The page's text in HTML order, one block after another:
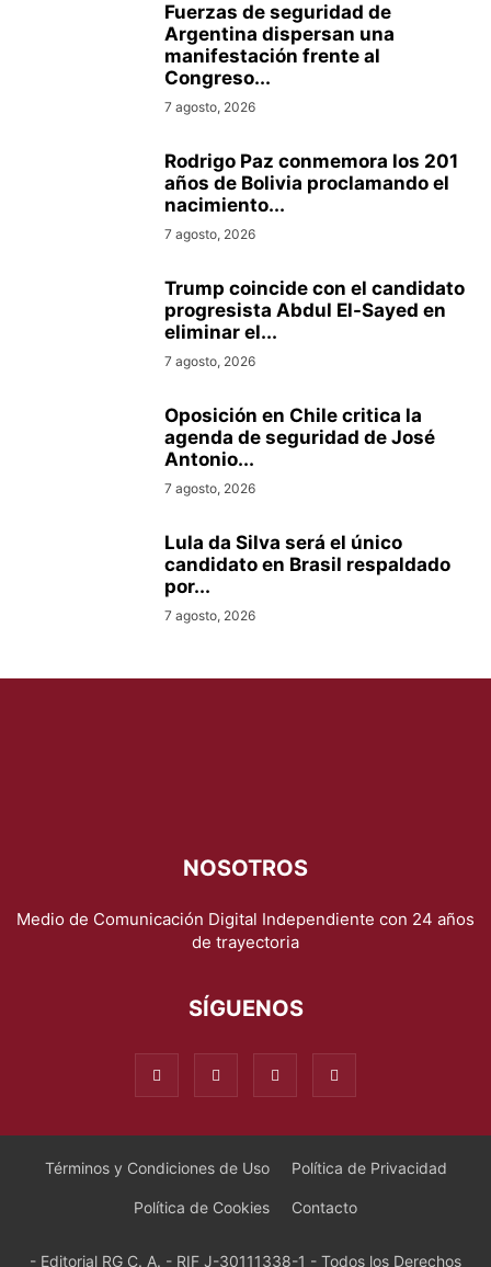
Fuerzas de seguridad de
Argentina dispersan una
manifestación frente al
Congreso...
7 agosto, 2026
Rodrigo Paz conmemora los 201
años de Bolivia proclamando el
nacimiento...
7 agosto, 2026
Trump coincide con el candidato
progresista Abdul El-Sayed en
eliminar el...
7 agosto, 2026
Oposición en Chile critica la
agenda de seguridad de José
Antonio...
7 agosto, 2026
Lula da Silva será el único
candidato en Brasil respaldado
por...
7 agosto, 2026
NOSOTROS
Medio de Comunicación Digital Independiente con 24 años
de trayectoria
SÍGUENOS
Términos y Condiciones de Uso Política de Privacidad
Política de Cookies Contacto
- Editorial RG C. A. - RIF J-30111338-1 - Todos los Derechos